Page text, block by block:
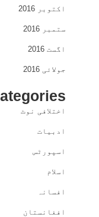
اکتوبر 2016
ستمبر 2016
اگست 2016
جولائی 2016
اختلافی نوٹ
ادبیات
اسپورٹس
اسلام
افسانہ
افغانستان